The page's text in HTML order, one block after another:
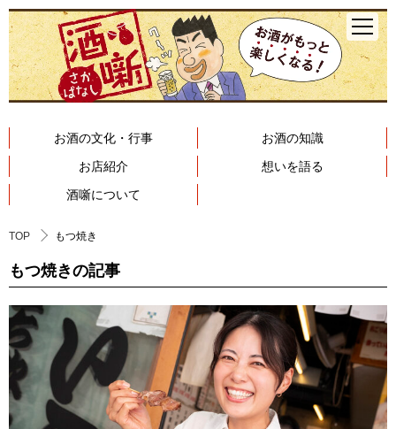
お酒の文化・行事
お酒の知識
お店紹介
想いを語る
酒噺について
TOP もつ焼き
もつ焼きの記事